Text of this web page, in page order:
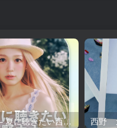
西野 カナ – 夏に聴きたい西野カナ2026【44.1kHz／16bit】日本区